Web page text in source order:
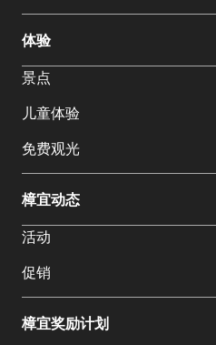
体验
景点
儿童体验
免费观光
樟宜动态
活动
促销
樟宜奖励计划